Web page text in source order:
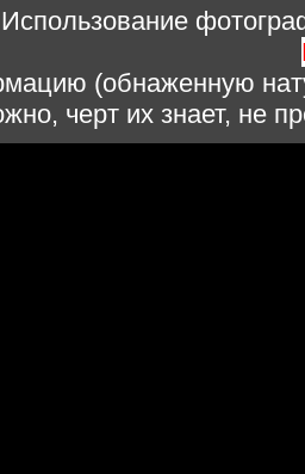
Использование
(обнаженную
черт их знает, не